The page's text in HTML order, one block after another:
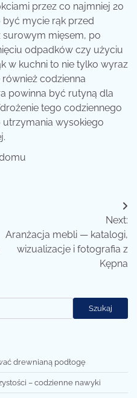
przez co najmniej 20
mycie rąk przed
mięsem, po
odpadków czy użyciu
w kuchni to nie tylko wyraz
codzienna
powinna być rutyną dla
tego codziennego
wysokiego
Next:
Aranżacja mebli — katalogi,
wizualizacje i fotografia z
Kępna
Szukaj
drewnianą podłogę
– codzienne nawyki